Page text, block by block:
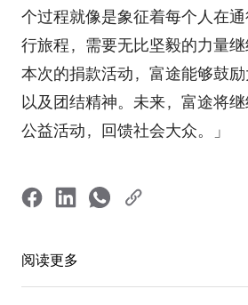
个过程就像是象征着每个人在
行旅程，需要无比坚毅的力量
本次的捐款活动，富途能够鼓
以及团结精神。未来，富途将
公益活动，回馈社会大众。」
阅读更多